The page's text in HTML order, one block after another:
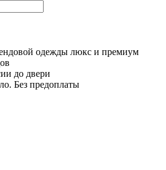
одежды люкс и премиум
до двери
Без предоплаты